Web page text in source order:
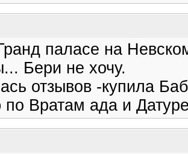
паласе на
Бери не хочу.
отзывов -купила
по Вратам ада и